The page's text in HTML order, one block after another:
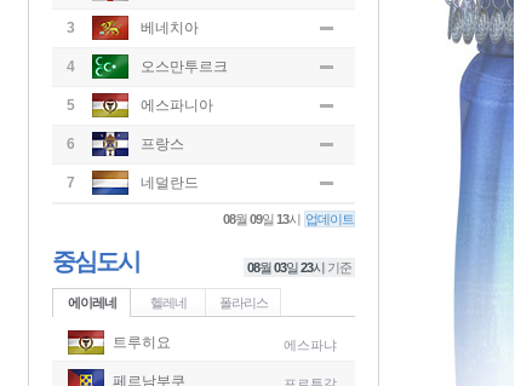
3 베네치아
4 오스만투르크
5 에스파니아
6 프랑스
7 네덜란드
08월09일13시 업데이트
중심도시 08월 03일 23시 기준
에이레네 헬레네 폴라리스
트루히요 에스파냐
페르남부쿠